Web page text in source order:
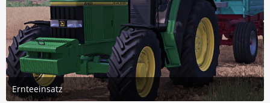
Ernteeinsatz
1. August 2026 um 22:27